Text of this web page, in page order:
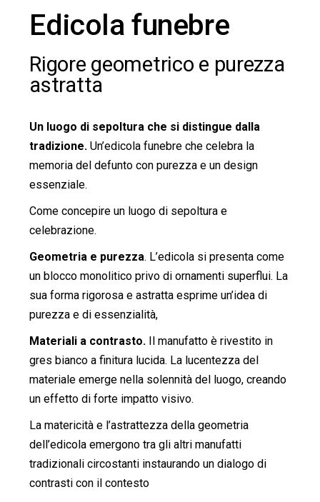
Edicola funebre
Rigore geometrico e purezza
astratta
Un luogo di sepoltura che si distingue dalla
tradizione. Un’edicola funebre che celebra la
memoria del defunto con purezza e un design
essenziale.
Come concepire un luogo di sepoltura e
celebrazione.
Geometria e purezza. L’edicola si presenta come
un blocco monolitico privo di ornamenti superflui. La
sua forma rigorosa e astratta esprime un’idea di
purezza e di essenzialità,
Materiali a contrasto. Il manufatto è rivestito in
gres bianco a finitura lucida. La lucentezza del
materiale emerge nella solennità del luogo, creando
un effetto di forte impatto visivo.
La matericità e l’astrattezza della geometria
dell’edicola emergono tra gli altri manufatti
tradizionali circostanti instaurando un dialogo di
contrasti con il contesto